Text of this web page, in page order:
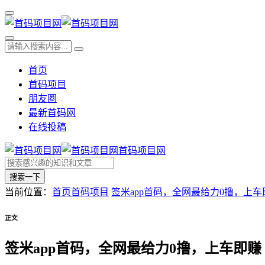
首页
首码项目
朋友圈
最新首码网
在线投稿
首码项目网
搜索一下
当前位置： 首页首码项目 签米app首码，全网最给力0撸，上车
正文
签米app首码，全网最给力0撸，上车即赚